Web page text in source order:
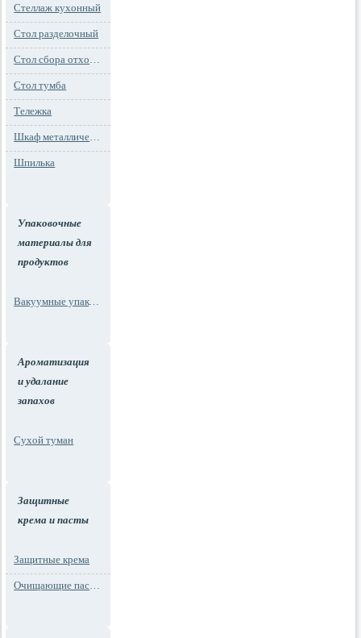
Стеллаж кухонный
Стол разделочный
Стол тумба
Тележка
Шпилька
Упаковочные
материалы для
продуктов
Вакуумные упаковки
Ароматизация
и удалание
запахов
Сухой туман
Защитные
крема и пасты
Защитные крема